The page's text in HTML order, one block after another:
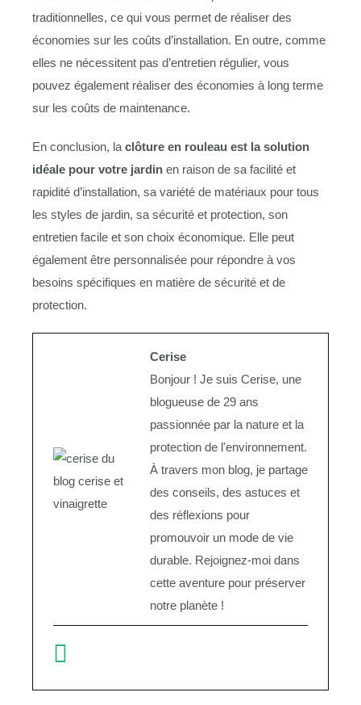
traditionnelles, ce qui vous permet de réaliser des
économies sur les coûts d’installation. En outre, comme
elles ne nécessitent pas d’entretien régulier, vous
pouvez également réaliser des économies à long terme
sur les coûts de maintenance.
En conclusion, la clôture en rouleau est la solution
idéale pour votre jardin en raison de sa facilité et
rapidité d’installation, sa variété de matériaux pour tous
les styles de jardin, sa sécurité et protection, son
entretien facile et son choix économique. Elle peut
également être personnalisée pour répondre à vos
besoins spécifiques en matière de sécurité et de
protection.
Cerise
Bonjour ! Je suis Cerise, une
blogueuse de 29 ans
passionnée par la nature et la
protection de l'environnement.
À travers mon blog, je partage
des conseils, des astuces et
des réflexions pour
promouvoir un mode de vie
durable. Rejoignez-moi dans
cette aventure pour préserver
notre planète !